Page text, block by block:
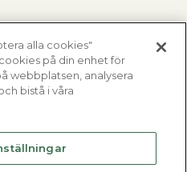
alla cookies"
på din enhet för
webbplatsen, analysera
bistå i våra